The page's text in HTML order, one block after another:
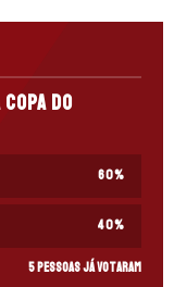
do
60%
40%
5 pessoas já votaram